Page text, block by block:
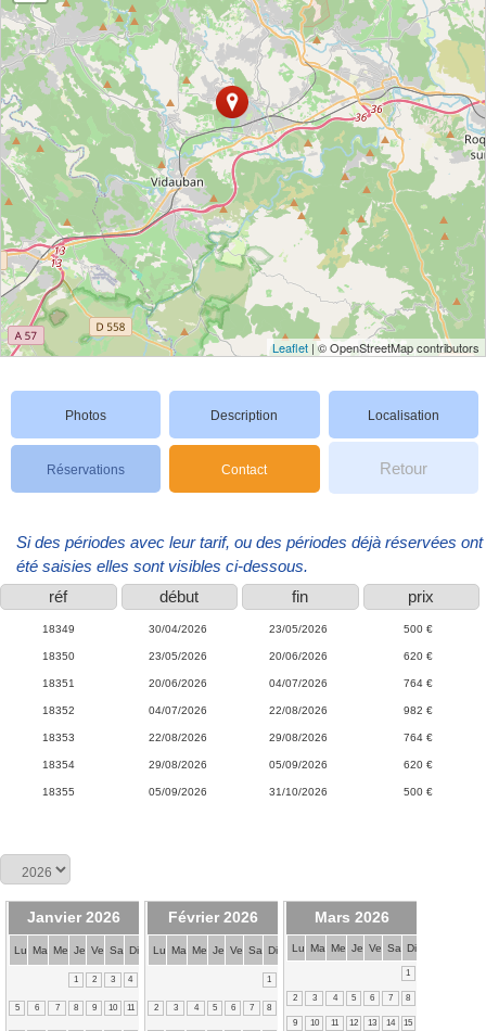
Leaflet | © OpenStreetMap contributors
Photos Description Localisation
Réservations Contact Retour
Si des périodes avec leur tarif, ou des périodes déjà réservées ont
été saisies elles sont visibles ci-dessous.
réf
début fin prix
18349 30/04/2026 23/05/2026 500 €
18350 23/05/2026 20/06/2026 620 €
18351 20/06/2026 04/07/2026 764 €
18352 04/07/2026 22/08/2026 982 €
18353 22/08/2026 29/08/2026 764 €
18354 29/08/2026 05/09/2026 620 €
18355 05/09/2026 31/10/2026 500 €
Janvier 2026
Lu Ma Me Je Ve Sa Di
1 2 3 4
5 6 7 8 9 10 11
Février 2026
Lu Ma Me Je Ve Sa Di
1
2 3 4 5 6 7 8
Mars 2026
Lu Ma Me Je Ve Sa Di
1
2 3 4 5 6 7 8
9 10 11 12 13 14 15